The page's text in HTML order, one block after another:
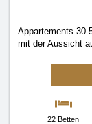
Appartements 30-
mit der Aussicht
22 Betten